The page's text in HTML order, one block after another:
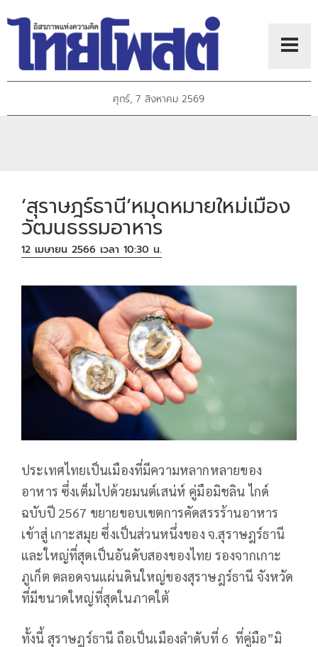
ศุกร์, 7 สิงหาคม 2569
‘สุราษฎร์ธานี’หมุดหมายใหม่เมือง
วัฒนธรรมอาหาร
12 เมษายน 2566 เวลา 10:30 น.
ประเทศไทยเป็นเมืองที่มีความหลากหลายของ
อาหาร ซึ่งเต็มไปด้วยมนต์เสน่ห์ คู่มือมิชลิน ไกด์
ฉบับปี 2567 ขยายขอบเขตการคัดสรรร้านอาหาร
เข้าสู่ เกาะสมุย ซึ่งเป็นส่วนหนึ่งของ จ.สุราษฎร์ธานี
และใหญ่ที่สุดเป็นอันดับสองของไทย รองจากเกาะ
ภูเก็ต ตลอดจนแผ่นดินใหญ่ของสุราษฎร์ธานี จังหวัด
ที่มีขนาดใหญ่ที่สุดในภาคใต้
ทั้งนี้ สุราษฎร์ธานี ถือเป็นเมืองลำดับที่ 6 ที่คู่มือ”มิ